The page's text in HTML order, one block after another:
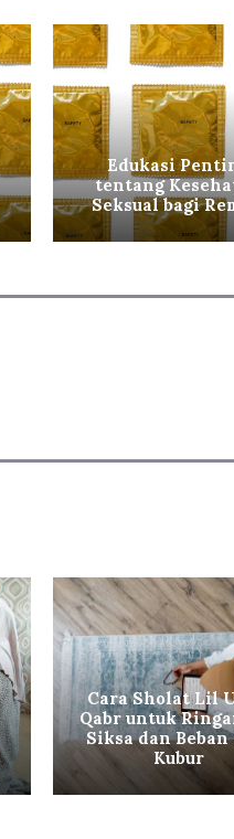
Edukasi
tentang
Seksual bagi
Cara Sholat Lil
Qabr untuk
Siksa dan
Kubur